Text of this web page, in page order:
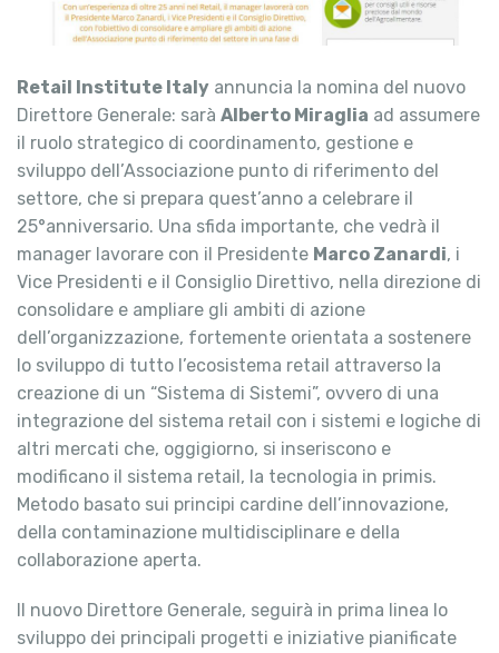
Retail Institute Italy annuncia la nomina del nuovo
Direttore Generale: sarà Alberto Miraglia ad assumere
il ruolo strategico di coordinamento, gestione e
sviluppo dell’Associazione punto di riferimento del
settore, che si prepara quest’anno a celebrare il
25°anniversario. Una sfida importante, che vedrà il
manager lavorare con il Presidente Marco Zanardi, i
Vice Presidenti e il Consiglio Direttivo, nella direzione di
consolidare e ampliare gli ambiti di azione
dell’organizzazione, fortemente orientata a sostenere
lo sviluppo di tutto l’ecosistema retail attraverso la
creazione di un “Sistema di Sistemi”, ovvero di una
integrazione del sistema retail con i sistemi e logiche di
altri mercati che, oggigiorno, si inseriscono e
modificano il sistema retail, la tecnologia in primis.
Metodo basato sui principi cardine dell’innovazione,
della contaminazione multidisciplinare e della
collaborazione aperta.
Il nuovo Direttore Generale, seguirà in prima linea lo
sviluppo dei principali progetti e iniziative pianificate